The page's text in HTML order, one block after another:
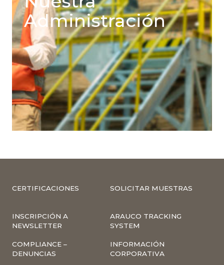
Administración
CERTIFICACIONES SOLICITAR MUESTRAS
INSCRIPCIÓN A
NEWSLETTER
ARAUCO TRACKING
SYSTEM
COMPLIANCE –
DENUNCIAS
INFORMACIÓN
CORPORATIVA